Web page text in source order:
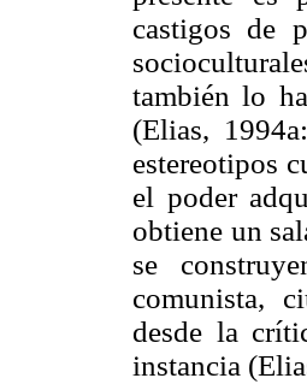
castigos de
también lo
(Elias,
estereotipos
el poder
obtiene un
se
comunista,
desde la
instancia